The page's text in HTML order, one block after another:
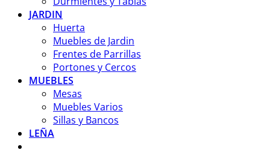
JARDIN
Huerta
Muebles de Jardin
Frentes de Parrillas
Portones y Cercos
MUEBLES
Mesas
Muebles Varios
Sillas y Bancos
LEÑA